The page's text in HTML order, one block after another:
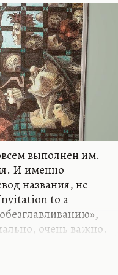
выполнен им.
И именно
названия, не
to a
очень важно.
непереводимы.